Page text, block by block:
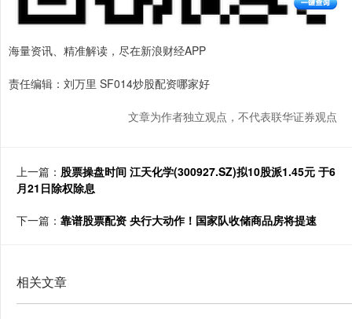
海量资讯、精准解读，尽在新浪财经APP
责任编辑：刘万里 SF014炒股配资哪家好
文章为作者独立观点，不代表联华证券观点
上一篇： 股票操盘时间 江天化学(300927.SZ)拟10股派1.45元 于6
月21日除权除息
下一篇： 靠谱股票配资 央行大动作！国家队收储商品房将提速
相关文章